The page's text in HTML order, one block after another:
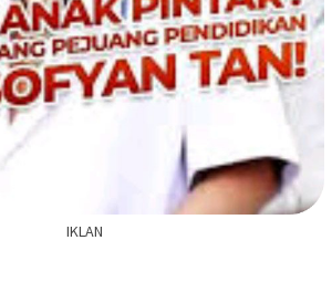
IKLAN